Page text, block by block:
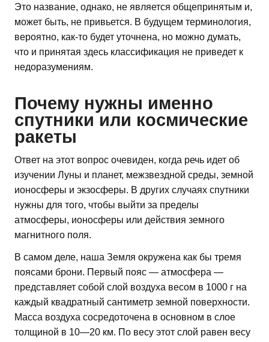
Это название, однако, не является общепринятым и,
может быть, не привьется. В будущем терминология,
вероятно, как-то будет уточнена, но можно думать,
что и принятая здесь классификация не приведет к
недоразумениям.
Почему нужны именно
спутники или космические
ракеты
Ответ на этот вопрос очевиден, когда речь идет об
изучении Луны и планет, межзвездной среды, земной
ионосферы и экзосферы. В других случаях спутники
нужны для того, чтобы выйти за пределы
атмосферы, ионосферы или действия земного
магнитного поля.
В самом деле, наша Земля окружена как бы тремя
поясами брони. Первый пояс — атмосфера —
представляет собой слой воздуха весом в 1000 г на
каждый квадратный сантиметр земной поверхности.
Масса воздуха сосредоточена в основном в слое
толщиной в 10—20 км. По весу этот слой равен весу